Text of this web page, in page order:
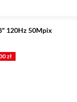
120Hz 50Mpix
zł
zł